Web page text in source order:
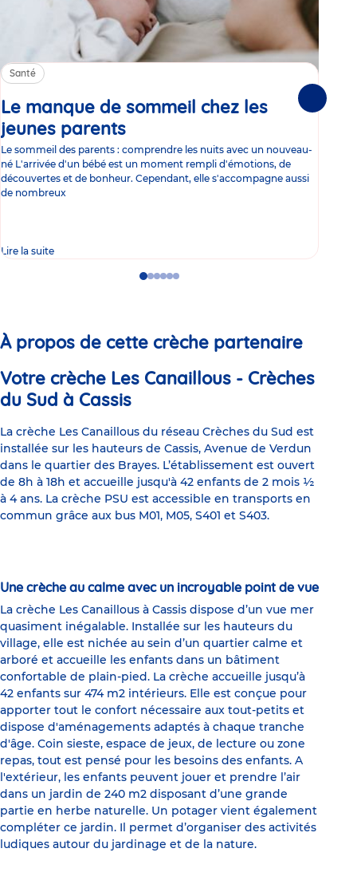
Santé
Le manque de sommeil chez les
jeunes parents
Le sommeil des parents : comprendre les nuits avec un nouveau-
né L'arrivée d'un bébé est un moment rempli d'émotions, de
découvertes et de bonheur. Cependant, elle s'accompagne aussi
de nombreux
Lire la suite
GoGoGoGo
GoGo
À propos de cette crèche partenaire
Votre crèche Les Canaillous - Crèches
du Sud à Cassis
La crèche Les Canaillous du réseau Crèches du Sud est
installée sur les hauteurs de Cassis, Avenue de Verdun
dans le quartier des Brayes. L’établissement est ouvert
de 8h à 18h et accueille jusqu'à 42 enfants de 2 mois ½
à 4 ans. La crèche PSU est accessible en transports en
commun grâce aux bus M01, M05, S401 et S403.
Une crèche au calme avec un incroyable point de vue
La crèche Les Canaillous à Cassis dispose d’un vue mer
quasiment inégalable. Installée sur les hauteurs du
village, elle est nichée au sein d’un quartier calme et
arboré et accueille les enfants dans un bâtiment
confortable de plain-pied. La crèche accueille jusqu’à
42 enfants sur 474 m2 intérieurs. Elle est conçue pour
apporter tout le confort nécessaire aux tout-petits et
dispose d'aménagements adaptés à chaque tranche
d'âge. Coin sieste, espace de jeux, de lecture ou zone
repas, tout est pensé pour les besoins des enfants. A
l'extérieur, les enfants peuvent jouer et prendre l’air
dans un jardin de 240 m2 disposant d’une grande
partie en herbe naturelle. Un potager vient également
compléter ce jardin. Il permet d’organiser des activités
ludiques autour du jardinage et de la nature.